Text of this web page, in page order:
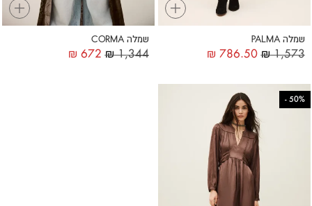
+
שמלה PALMA
₪1,573
₪ 786.50
+
שמלה CORMA
₪1,344
₪ 672
50%
-